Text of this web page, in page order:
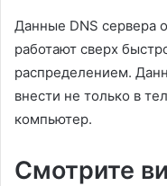
Данные DNS сервера
работают сверх
распределением.
внести не только в
компьютер.
Смотрите